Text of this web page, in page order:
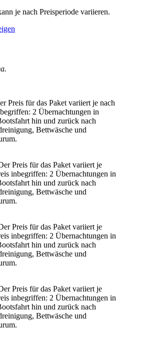
je nach Preisperiode variieren.
Preis für das Paket variiert je nach
2 Übernachtungen in
hin und zurück nach
Bettwäsche und
Preis für das Paket variiert je
inbegriffen: 2 Übernachtungen in
hin und zurück nach
Bettwäsche und
Preis für das Paket variiert je
inbegriffen: 2 Übernachtungen in
hin und zurück nach
Bettwäsche und
Preis für das Paket variiert je
inbegriffen: 2 Übernachtungen in
hin und zurück nach
Bettwäsche und